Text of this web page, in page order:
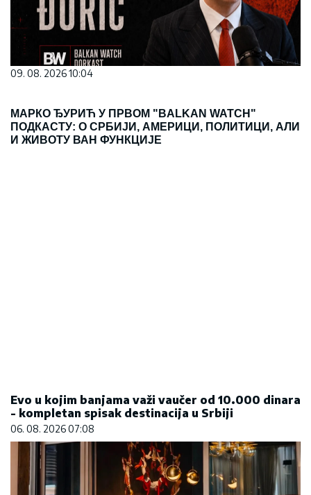
09. 08. 2026 10:04
МАРКО ЂУРИЋ У ПРВОМ "BALKAN WATCH"
ПОДКАСТУ: О СРБИЈИ, АМЕРИЦИ, ПОЛИТИЦИ, АЛИ
И ЖИВОТУ ВАН ФУНКЦИЈЕ
06. 08. 2026 07:08